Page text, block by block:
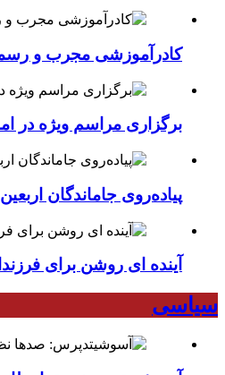
کادرآموزشی مجرب و
برگزاری مراسم ویژه در
پیاده‌روی جاماندگان
آینده ای روشن برای
سیاسی